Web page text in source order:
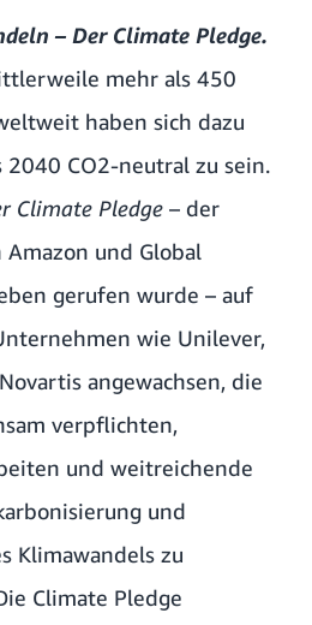
– Der Climate Pledge.
mehr als 450
haben sich dazu
CO2-neutral zu sein.
Climate Pledge – der
und Global
gerufen wurde – auf
wie Unilever,
angewachsen, die
verpflichten,
und weitreichende
und
Klimawandels zu
Climate Pledge